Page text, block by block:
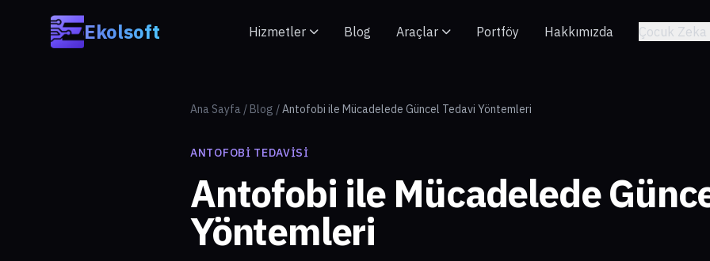
Ekolsoft Hizmetler Blog Araçlar Portföy Hakkımızda Çocuk Zeka
Ana Sayfa / Blog /Antofobi ile Mücadelede Güncel Tedavi Yöntemleri
ANTOFOBI TEDAVISI
Antofobi ile Mücadelede
Yöntemleri